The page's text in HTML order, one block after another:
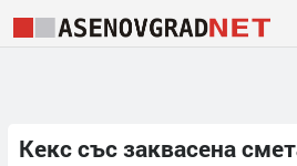
Кекс със заквасена